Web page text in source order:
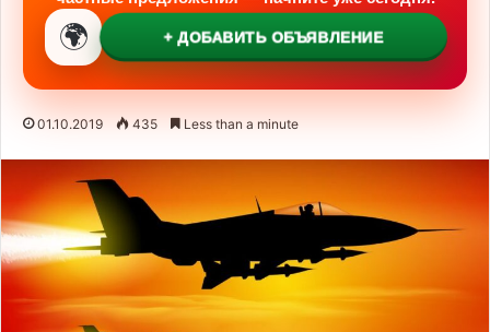
🌍 + ДОБАВИТЬ ОБЪЯВЛЕНИЕ
01.10.2019 435 Less than a minute